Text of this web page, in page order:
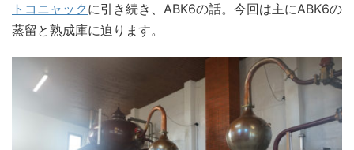
トコニャック に引き続き、ABK6の話。今回は主にABK6の
蒸留と熟成庫に迫ります。